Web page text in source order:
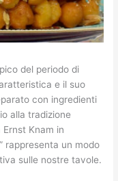
del periodo di
e il suo
con ingredienti
alla tradizione
Knam in
rappresenta un modo
sulle nostre tavole.